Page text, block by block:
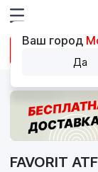
FAVORIT
Ваш город
Да